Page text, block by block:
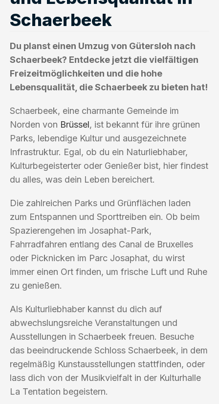
Schaerbeek
Du planst einen Umzug von Gütersloh nach
Schaerbeek? Entdecke jetzt die vielfältigen
Freizeitmöglichkeiten und die hohe
Lebensqualität, die Schaerbeek zu bieten hat!
Schaerbeek, eine charmante Gemeinde im
Norden von Brüssel, ist bekannt für ihre grünen
Parks, lebendige Kultur und ausgezeichnete
Infrastruktur. Egal, ob du ein Naturliebhaber,
Kulturbegeisterter oder Genießer bist, hier findest
du alles, was dein Leben bereichert.
Die zahlreichen Parks und Grünflächen laden
zum Entspannen und Sporttreiben ein. Ob beim
Spazierengehen im Josaphat-Park,
Fahrradfahren entlang des Canal de Bruxelles
oder Picknicken im Parc Josaphat, du wirst
immer einen Ort finden, um frische Luft und Ruhe
zu genießen.
Als Kulturliebhaber kannst du dich auf
abwechslungsreiche Veranstaltungen und
Ausstellungen in Schaerbeek freuen. Besuche
das beeindruckende Schloss Schaerbeek, in dem
regelmäßig Kunstausstellungen stattfinden, oder
lass dich von der Musikvielfalt in der Kulturhalle
La Tentation begeistern.